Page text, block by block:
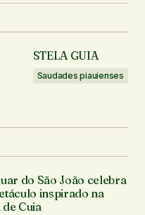
STELA GUIA
Saudades piauienses
do São João celebra
inspirado na
Cuia